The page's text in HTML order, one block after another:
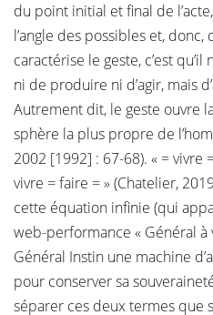
du point initial et final de
l’angle des possibles et, donc,
caractérise le geste, c’est
ni de produire ni d’agir, mais
Autrement dit, le geste ouvre
sphère la plus propre de
2002 [1992] : 67-68). « = vivre
vivre = faire = » (Chatelier,
cette équation infinie (qui
web-performance « Général à
Général Instin une machine
pour conserver sa
séparer ces deux termes que